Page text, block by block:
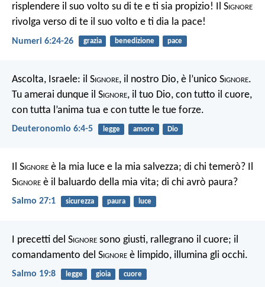
risplendere il suo volto su di te e ti sia propizio! Il Signore
rivolga verso di te il suo volto e ti dia la pace!
Numeri 6:24-26 grazia benedizione pace
Ascolta, Israele: il Signore, il nostro Dio, è l’unico Signore.
Tu amerai dunque il Signore, il tuo Dio, con tutto il cuore,
con tutta l’anima tua e con tutte le tue forze.
Deuteronomio 6:4-5 legge amore Dio
Il Signore è la mia luce e la mia salvezza; di chi temerò? Il
Signore è il baluardo della mia vita; di chi avrò paura?
Salmo 27:1 sicurezza paura luce
I precetti del Signore sono giusti, rallegrano il cuore; il
comandamento del Signore è limpido, illumina gli occhi.
Salmo 19:8 legge gioia cuore